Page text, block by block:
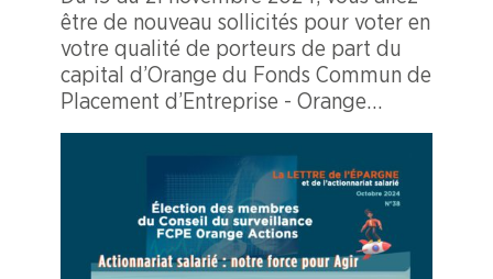
être de nouveau sollicités pour voter en
votre qualité de porteurs de part du
capital d’Orange du Fonds Commun de
Placement d’Entreprise - Orange
Actions.